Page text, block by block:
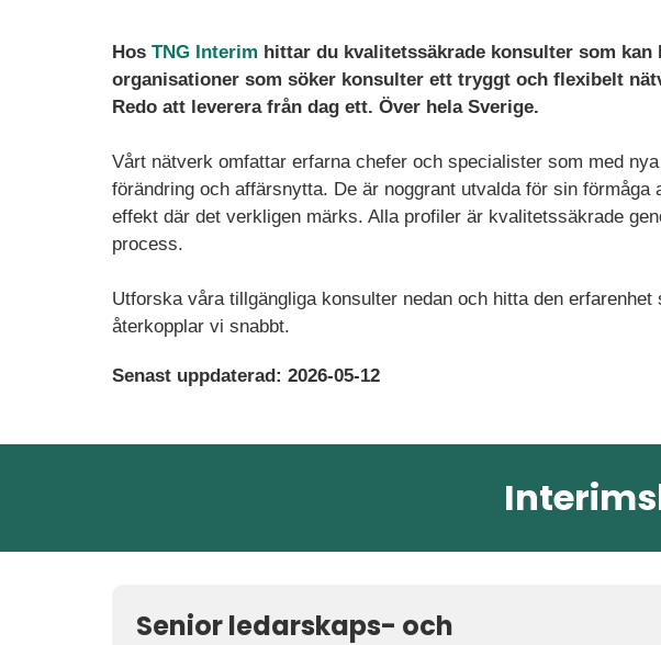
Hos TNG Interim hittar du kvalitetssäkrade konsulter som
organisationer som söker konsulter ett tryggt och flexibelt
Redo att leverera från dag ett. Över hela Sverige.
Vårt nätverk omfattar erfarna chefer och specialister som med
förändring och affärsnytta. De är noggrant utvalda för sin
effekt där det verkligen märks. Alla profiler är kvalitetssäkrade
process.
Utforska våra tillgängliga konsulter nedan och hitta den
återkopplar vi snabbt.
Senast uppdaterad: 2026-05-12
Senior ledarskaps- och